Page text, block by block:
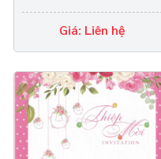
Giá: Liên hệ